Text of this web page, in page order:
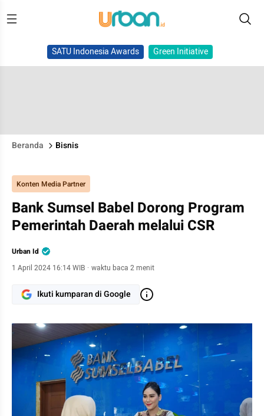
SATU Indonesia Awards Green Initiative
Beranda Bisnis
Konten Media Partner
Bank Sumsel Babel Dorong Program
Pemerintah Daerah melalui CSR
Urban Id
1 April 2024 16:14 WIB · waktu baca 2 menit
Ikuti kumparan di Google